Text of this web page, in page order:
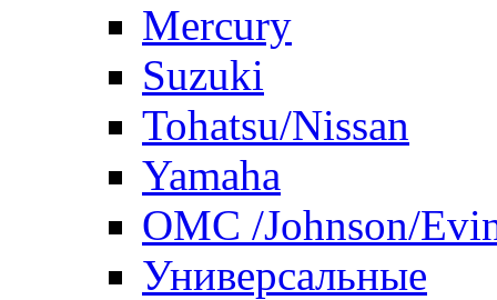
Mercury
Suzuki
Tohatsu/Nissan
Yamaha
ОМС /Johnson/
Универсальные